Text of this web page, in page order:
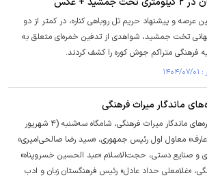
عرصه و پیشنهاد حریم تل روباهی کناره، در کمتر از دو
تخت جمشید، شواهدی از تدفین خمره‌ای متعلق به
فرهنگی متراکم جوش کوره را کشف کردند.
ماندگار میراث فرهنگی
چهارمین آیین نکوداشت چهره‌های ماندگار میراث فرهنگی، شامگاه سه‌شنبه (۴ شهریور
عارف» معاول اول رئیس جمهوری، «سید رضا صالحی‌امیری»
و صنایع دستی، حجت‌الاسلام «عبد الحسین خسروپناه»
«غلامعلی حداد عادل» رئیس فرهنگستان زبان و ادب